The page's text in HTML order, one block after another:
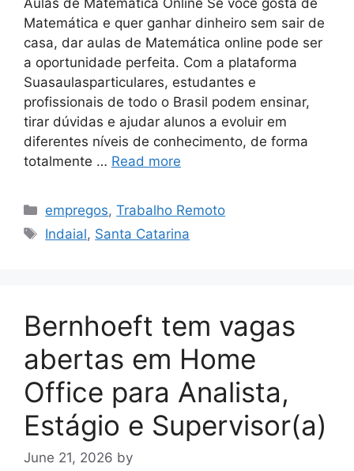
Matemática e quer ganhar dinheiro sem sair de
casa, dar aulas de Matemática online pode ser
a oportunidade perfeita. Com a plataforma
Suasaulasparticulares, estudantes e
profissionais de todo o Brasil podem ensinar,
tirar dúvidas e ajudar alunos a evoluir em
diferentes níveis de conhecimento, de forma
totalmente … Read more
Categories
empregos,Trabalho Remoto
Tags
Indaial, Santa Catarina
Bernhoeft tem vagas
abertas em Home
Office para Analista,
Estágio e Supervisor(a)
June 21, 2026 by